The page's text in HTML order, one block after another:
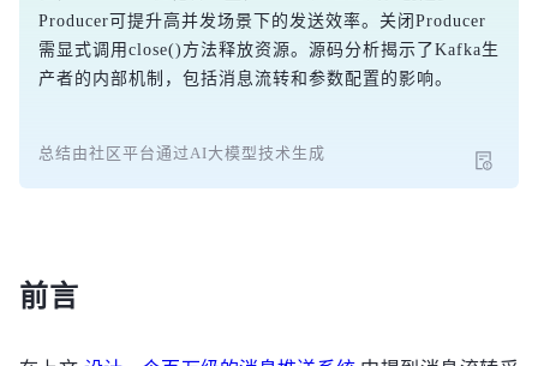
Producer可提升高并发场景下的发送效率。关闭Producer
需显式调用close()方法释放资源。源码分析揭示了Kafka生
产者的内部机制，包括消息流转和参数配置的影响。
总结由社区平台通过AI大模型技术生成
前言